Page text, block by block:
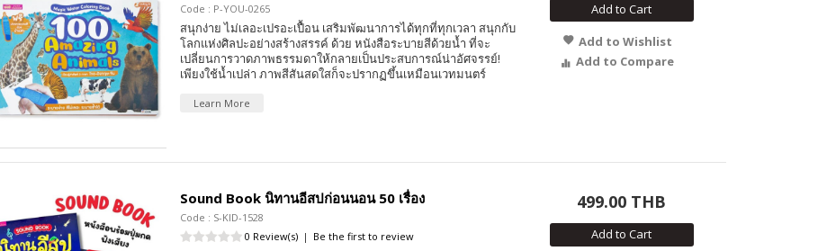
Code : P-YOU-0265
สนุกง่าย ไม่เลอะเปรอะเปื้อน เสริมพัฒนาการได้ทุกที่ทุกเวลา สนุกกับ
โลกแห่งศิลปะอย่างสร้างสรรค์ ด้วย หนังสือระบายสีด้วยน้ำ ที่จะ
เปลี่ยนการวาดภาพธรรมดาให้กลายเป็นประสบการณ์น่าอัศจรรย์!
เพียงใช้น้ำเปล่า ภาพสีสันสดใสก็จะปรากฏขึ้นเหมือนเวทมนตร์
Learn More
Add to Cart
Add to Wishlist
Add to Compare
Sound Book นิทานอีสปก่อนนอน 50 เรื่อง
Code : S-KID-1528
0 Review(s) | Be the first to review
499.00 THB
Add to Cart